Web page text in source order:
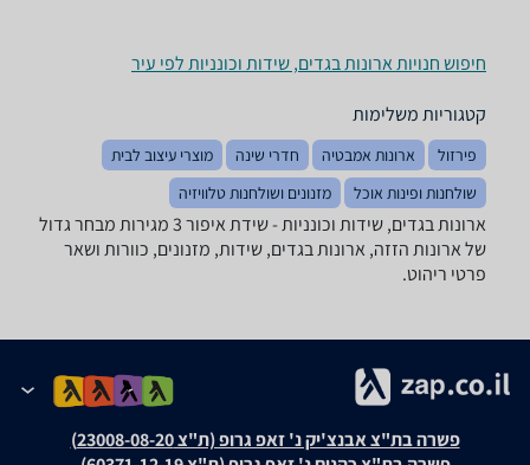
חיפוש חנויות ארונות בגדים, שידות וכונניות לפי עיר
קטגוריות משלימות
פירזול ארונות אמבטיה חדרי שינה
מוצרי עיצוב לבית
שולחנות ופינות אוכל
מזנונים ושולחנות טלוויזיה
ארונות בגדים, שידות וכונניות - ‏שידת איפור ‏3 מגירות מבחר גדול
של ארונות הזזה, ארונות בגדים, שידות, מזנונים, כוורות ושאר
פרטי ריהוט.
פשרה בת"צ אבנצ'יק נ' זאפ גרופ (ת"צ 23008-08-20)